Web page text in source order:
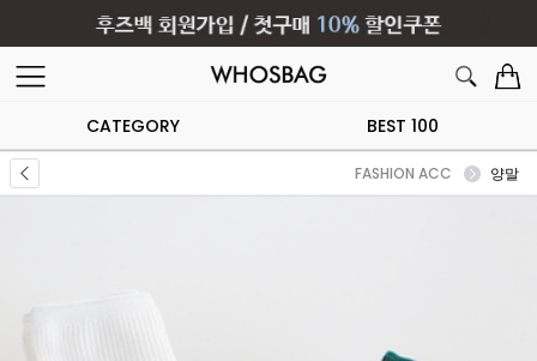
CATEGORY BEST 100
FASHION ACC 양말